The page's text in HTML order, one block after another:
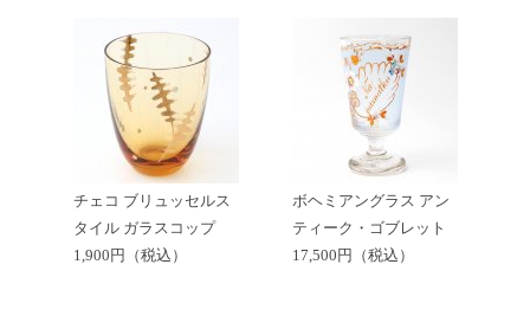
チェコ ブリュッセルス
タイル ガラスコップ
1,900円（税込）
ボヘミアングラス アン
ティーク・ゴブレット
17,500円（税込）